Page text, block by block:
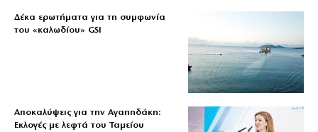
Δέκα ερωτήματα για τη συμφωνία
του «καλωδίου» GSI
Αποκαλύψεις για την Αγαπηδάκη:
Εκλογές με λεφτά του Ταμείου